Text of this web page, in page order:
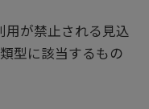
が禁止される見込
型に該当するもの